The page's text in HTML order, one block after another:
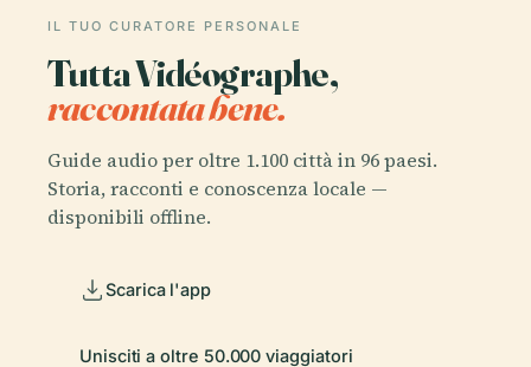
IL TUO CURATORE PERSONALE
Tutta Vidéographe,
raccontata bene.
Guide audio per oltre 1.100 città in 96 paesi.
Storia, racconti e conoscenza locale —
disponibili offline.
Scarica l'app
Unisciti a oltre 50.000 viaggiatori